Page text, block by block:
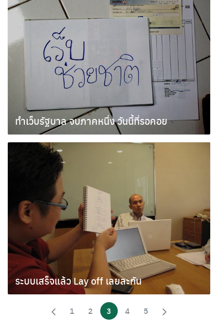
ทำเว็บรัฐบาล จบภาคหนึ่ง วันนี้ที่รอคอย
ตุลาคม 19, 2009
ระบบเสร็จแล้ว Lay off เลยละกัน
กันยายน 21, 2009
1 2 3 4 5